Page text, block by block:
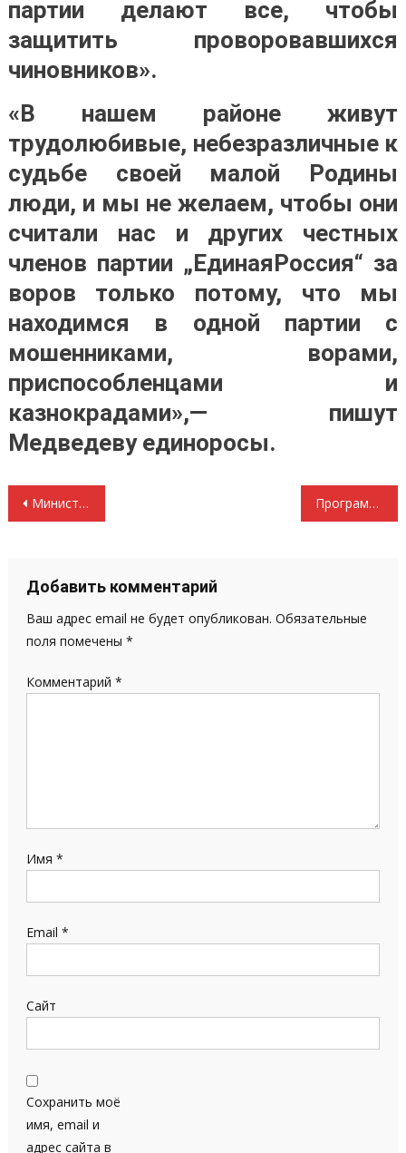
партии делают все, чтобы
защитить проворовавшихся
чиновников».
«В нашем районе живут
трудолюбивые, небезразличные к
судьбе своей малой Родины
люди, и мы не желаем, чтобы они
считали нас и других честных
членов партии „ЕдинаяРоссия“ за
воров только потому, что мы
находимся в одной партии с
мошенниками, ворами,
приспособленцами и
казнокрадами»,— пишут
Медведеву единоросы.
Навигация
записям
Министерству культуры явно не хватает культуры Программы и программное обращение 2011 партии Единая Россия и бывших её членов перебравшихся в Народный фронт
Добавить комментарий
Ваш адрес email не будет опубликован. Обязательные
поля помечены *
Комментарий *
Имя *
Email *
Сайт
Сохранить моё
имя, email и
адрес сайта в